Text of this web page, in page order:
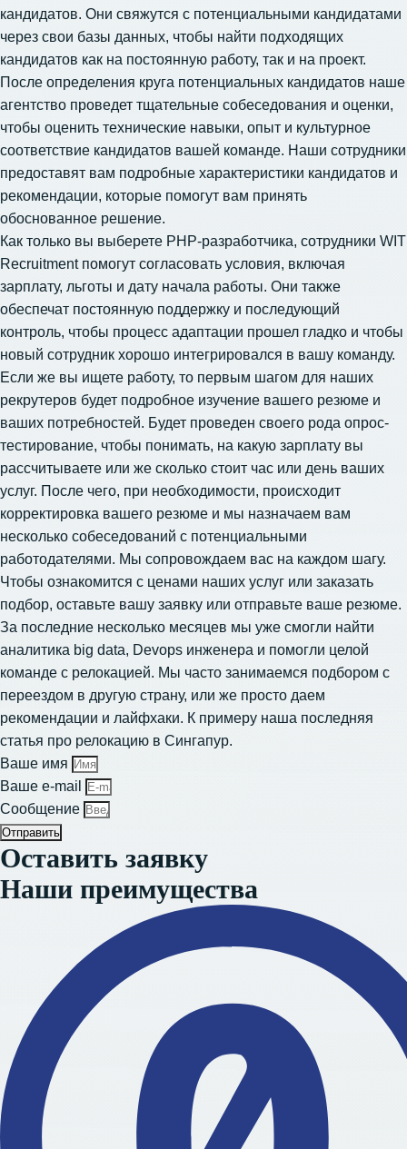
кандидатов. Они свяжутся с потенциальными кандидатами
через свои базы данных, чтобы найти подходящих
кандидатов как на постоянную работу, так и на проект.
После определения круга потенциальных кандидатов наше
агентство проведет тщательные собеседования и оценки,
чтобы оценить технические навыки, опыт и культурное
соответствие кандидатов вашей команде. Наши сотрудники
предоставят вам подробные характеристики кандидатов и
рекомендации, которые помогут вам принять
обоснованное решение.
Как только вы выберете PHP-разработчика, сотрудники WIT
Recruitment помогут согласовать условия, включая
зарплату, льготы и дату начала работы. Они также
обеспечат постоянную поддержку и последующий
контроль, чтобы процесс адаптации прошел гладко и чтобы
новый сотрудник хорошо интегрировался в вашу команду.
Если же вы ищете работу, то первым шагом для наших
рекрутеров будет подробное изучение вашего резюме и
ваших потребностей. Будет проведен своего рода опрос-
тестирование, чтобы понимать, на какую зарплату вы
рассчитываете или же сколько стоит час или день ваших
услуг. После чего, при необходимости, происходит
корректировка вашего резюме и мы назначаем вам
несколько собеседований с потенциальными
работодателями. Мы сопровождаем вас на каждом шагу.
Чтобы ознакомится с ценами наших услуг или заказать
подбор, оставьте вашу заявку или отправьте ваше резюме.
За последние несколько месяцев мы уже смогли найти
аналитика big data, Devops инженера и помогли целой
команде с релокацией. Мы часто занимаемся подбором с
переездом в другую страну, или же просто даем
рекомендации и лайфхаки. К примеру наша последняя
статья про релокацию в Сингапур.
Ваше имя
Ваше e-mail
Сообщение
Отправить
Оставить заявку
Наши преимущества